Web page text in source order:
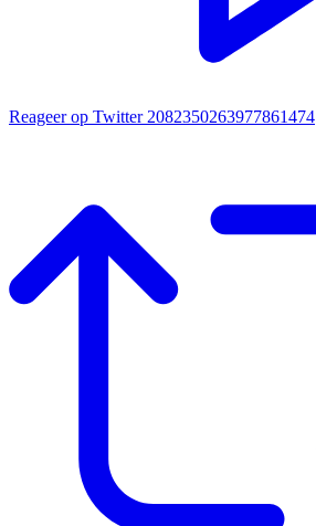
Reageer op Twitter 2082350263977861474